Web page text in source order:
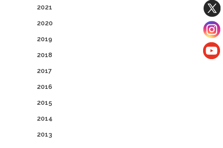
2021
2020
2019
2018
2017
2016
2015
2014
2013